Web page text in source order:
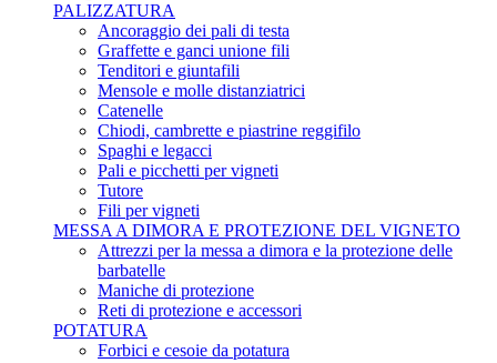
PALIZZATURA
Ancoraggio dei pali di testa
Graffette e ganci unione fili
Tenditori e giuntafili
Mensole e molle distanziatrici
Catenelle
Chiodi, cambrette e piastrine reggifilo
Spaghi e legacci
Pali e picchetti per vigneti
Tutore
Fili per vigneti
MESSA A DIMORA E PROTEZIONE DEL VIGNETO
Attrezzi per la messa a dimora e la protezione delle
barbatelle
Maniche di protezione
Reti di protezione e accessori
POTATURA
Forbici e cesoie da potatura